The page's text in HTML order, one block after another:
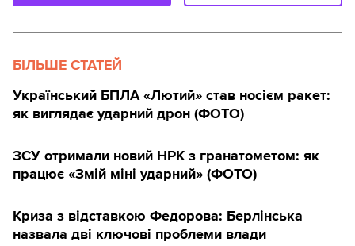
БІЛЬШЕ СТАТЕЙ
Український БПЛА «Лютий» став носієм ракет:
як виглядає ударний дрон (ФОТО)
ЗСУ отримали новий НРК з гранатометом: як
працює «Змій міні ударний» (ФОТО)
Криза з відставкою Федорова: Берлінська
назвала дві ключові проблеми влади